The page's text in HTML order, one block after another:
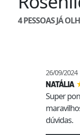
4PESSOAS JÁ
26/09/2024
NATÁLIA
Super
dúvidas.